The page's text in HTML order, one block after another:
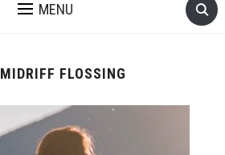
MENU
MIDRIFF FLOSSING